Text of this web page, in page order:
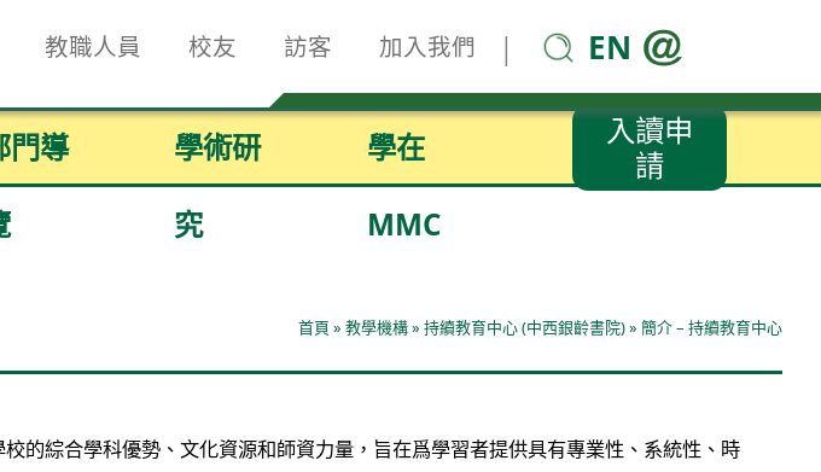
教職人員 校友 訪客 加入我們 | EN
門導
學術研
究
學在
MMC
入讀申
請
首頁 » 教學機構» 持續教育中心 (中西銀齡書院)» 簡介 – 持續教育中心
的綜合學科優勢、文化資源和師資力量，旨在爲學習者提供具有專業性、系統性、時